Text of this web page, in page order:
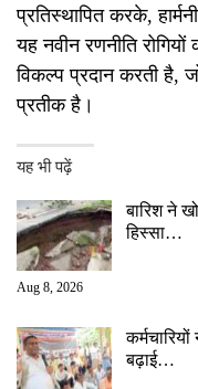
प्रतिस्थापित करके,
यह नवीन रणनीति
विकल्प प्रदान करती है,
प्रतीक है।
यह भी पढ़ें
बारिश ने
हिस्सा…
Aug 8, 2026
बढ़ाई…